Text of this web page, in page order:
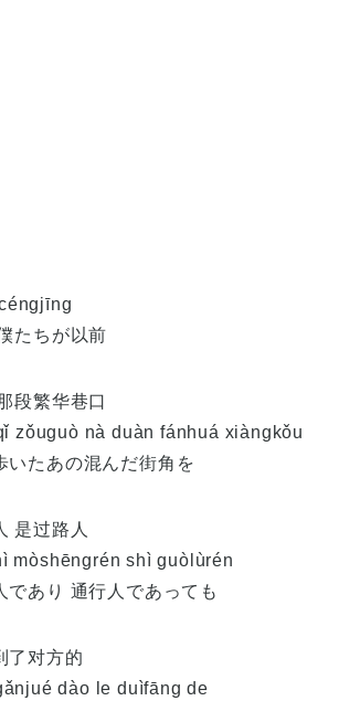
たちが以前
段繁华巷口
zǒuguò nà duàn fánhuá xiàngkǒu
いたあの混んだ街角を
是过路人
mòshēngrén shì guòlùrén
であり 通行人であっても
了对方的
dào le duìfāng de